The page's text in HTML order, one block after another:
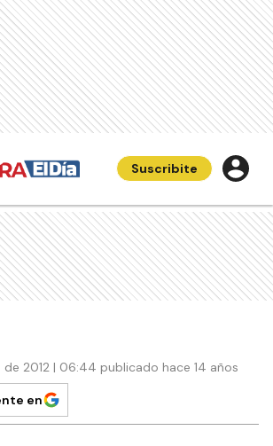
Suscribite
2012 | 06:44 publicado hace 14 años
en